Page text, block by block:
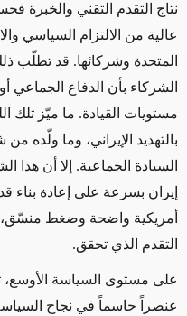
نتاج التقدم التقني والخبرة
عالية من الالتزام السياسي
المتحدة وشركائها. قد تطلّب
الشركاء بأن الدفاع الجماعي
مستويات القيادة. ما ميّز تلك
بالتهديد الإيراني، وما ولّده
السيادة الجماعية. إلا أن هذا
إيران بسرعة على إعادة بناء
أمريكية واضحة وضغط
التقدم الذي تحقق.
على مستوى السياسة
عنصراً حاسماً في نجاح